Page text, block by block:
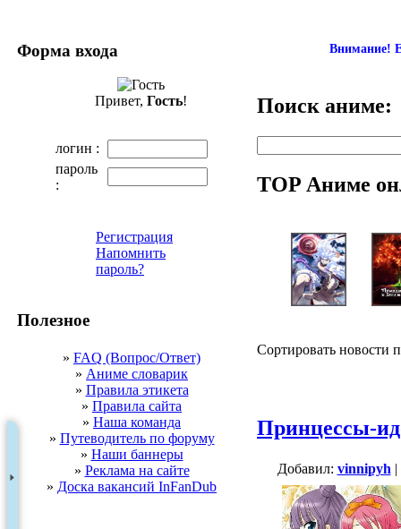
Форма входа
Привет, Гость!
логин :
пароль
:
Регистрация
Напомнить
пароль?
Полезное
» FAQ (Вопрос/Ответ)
» Аниме словарик
» Правила этикета
» Правила сайта
» Наша команда
» Путеводитель по форуму
» Наши баннеры
» Реклама на сайте
» Доска вакансий InFanDub
Внимание!
Поиск аниме:
TOP Аниме
Сортировать новости
Принцессы-
Добавил: vinnipyh